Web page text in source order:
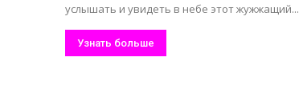
услышать и увидеть в небе этот жужжащий...
Узнать больше